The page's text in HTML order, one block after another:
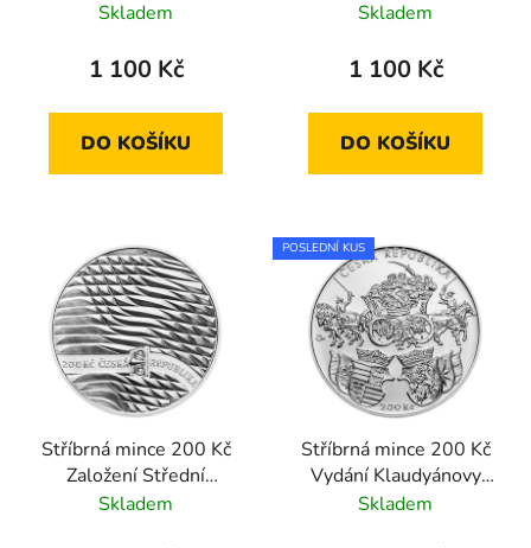
proof
Skladem
1 100 Kč
DO KOŠÍKU
Václava v katedrále sv.
Skladem
1 100 Kč
DO KOŠÍKU
Stříbrná mince 200 Kč
Založení Střední
uměleckoprůmyslové
Skladem
POSLEDNÍ KUS
Stříbrná mince 200 Kč
Vydání Klaudyánovy
mapy – první mapy Čech
Skladem